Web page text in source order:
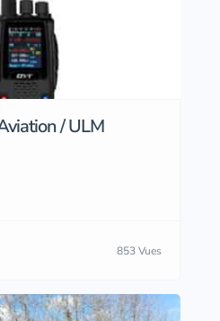
/ ULM
853 Vues